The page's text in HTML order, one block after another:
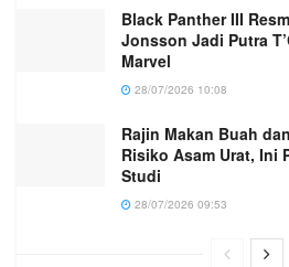
Black Panther III
Jonsson Jadi Putra
Marvel
28/07/2026 10:08
Rajin Makan Buah
Risiko Asam Urat, Ini
Studi
28/07/2026 09:53